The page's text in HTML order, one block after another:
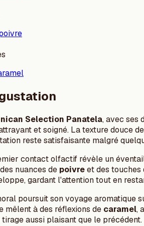
Selection Panatela, avec ses
et soigné. La texture douce
reste satisfaisante malgré
contact olfactif révèle un
nuances de poivreet des touches
gardant l'attention tout en
poursuit son voyage aromatique
mêlent à des réflexions de caramel,
aussi plaisant que le précédent.